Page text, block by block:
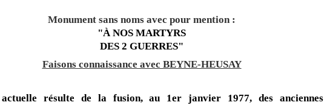
Monument sans noms avec pour mention :
"À NOS MARTYRS
DES 2 GUERRES"
Faisons connaissance avec BEYNE-HEUSAY
résulte de la fusion, au 1er janvier 1977, des anciennes